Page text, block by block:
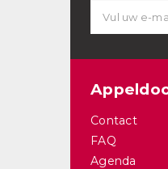
Contact
FAQ
Agenda